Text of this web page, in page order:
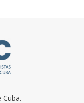
Cuba.